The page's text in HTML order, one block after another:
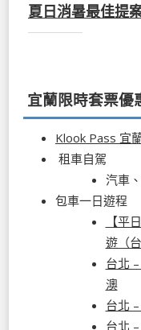
夏日消暑最佳提
宜蘭限時套票優
Klook Pass 宜
租車自駕
汽車
包車一日遊程
【平
遊（
台北
澳
台北
台北